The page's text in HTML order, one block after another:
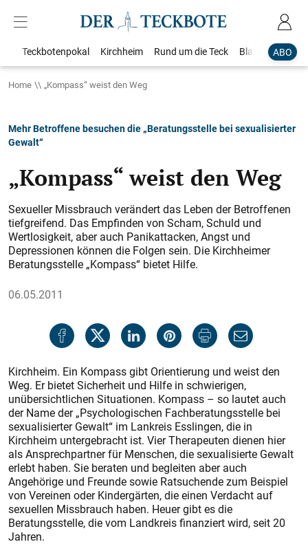
ABO
Teckbotenpokal Kirchheim Rund um die Teck Blaulicht
Home „Kompass“ weist den Weg​
Mehr Betroffene besuchen die „Beratungsstelle bei sexualisierter
Gewalt“
„Kompass“ weist den Weg​
Sexueller Missbrauch verändert das Leben der Betroffenen
tiefgreifend. Das Empfinden von Scham, Schuld und
Wertlosigkeit, aber auch Panik­attacken, Angst und
Depressionen können die Folgen sein. Die Kirchheimer
Beratungsstelle ­„Kompass“ bietet Hilfe.
06.05.2011
Kirchheim. Ein Kompass gibt Orientierung und weist den
Weg. Er bietet Sicherheit und Hilfe in schwierigen,
unübersichtlichen Situationen. Kompass – so lautet auch
der Name der „Psychologischen Fachberatungsstelle bei
sexualisierter Gewalt“ im Lankreis Esslingen, die in
Kirchheim untergebracht ist. Vier Therapeuten dienen hier
als Ansprechpartner für Menschen, die sexualisierte Gewalt
erlebt haben. Sie beraten und begleiten aber auch
Angehörige und Freunde sowie Ratsuchende zum Beispiel
von Vereinen oder Kindergärten, die einen Verdacht auf
sexuellen Missbrauch haben. Heuer gibt es die
Beratungsstelle, die vom Landkreis finanziert wird, seit 20
Jahren.